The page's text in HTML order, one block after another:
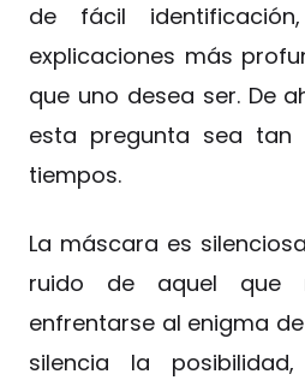
de fácil
explicaciones más
que uno desea ser. De
esta pregunta sea tan
tiempos.
La máscara es
ruido de aquel
enfrentarse al enigma
silencia la